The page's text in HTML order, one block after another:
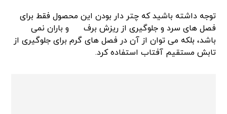
توجه داشته باشید که چتر دار بودن این محصول فقط برای
فصل های سرد و جلوگیری از ریزش برف
و باران نمی
باشد، بلکه می توان از آن در فصل های گرم برای جلوگیری از
تابش مستقیم آفتاب استفاده کرد.